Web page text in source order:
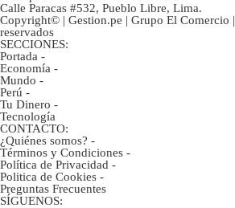
Calle Paracas #532, Pueblo Libre, Lima.
Copyright© | Gestion.pe | Grupo El Comercio
reservados
SECCIONES:
Portada -
Economía -
Mundo -
Perú -
Tu Dinero -
Tecnología
CONTACTO:
¿Quiénes somos? -
Términos y Condiciones -
Política de Privacidad -
Politica de Cookies -
Preguntas Frecuentes
SÍGUENOS: